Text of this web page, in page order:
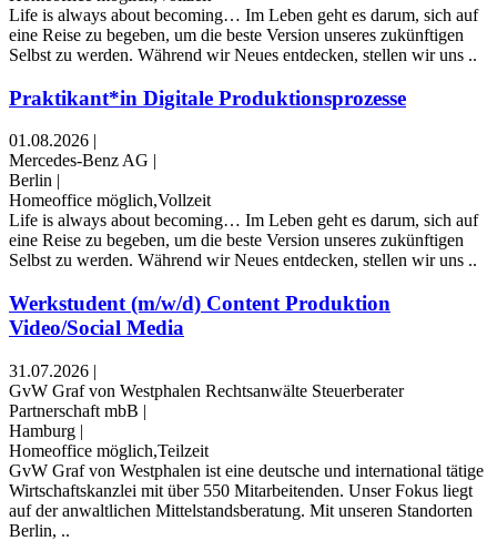
Life is always about becoming… Im Leben geht es darum, sich auf
eine Reise zu begeben, um die beste Version unseres zukünftigen
Selbst zu werden. Während wir Neues entdecken, stellen wir uns ..
Praktikant*in Digitale Produktionsprozesse
01.08.2026 |
Mercedes-Benz AG |
Berlin |
Homeoffice möglich,Vollzeit
Life is always about becoming… Im Leben geht es darum, sich auf
eine Reise zu begeben, um die beste Version unseres zukünftigen
Selbst zu werden. Während wir Neues entdecken, stellen wir uns ..
Werkstudent (m/w/d) Content Produktion
Video/Social Media
31.07.2026 |
GvW Graf von Westphalen Rechtsanwälte Steuerberater
Partnerschaft mbB |
Hamburg |
Homeoffice möglich,Teilzeit
GvW Graf von Westphalen ist eine deutsche und international tätige
Wirtschaftskanzlei mit über 550 Mitarbeitenden. Unser Fokus liegt
auf der anwaltlichen Mittelstandsberatung. Mit unseren Standorten
Berlin, ..